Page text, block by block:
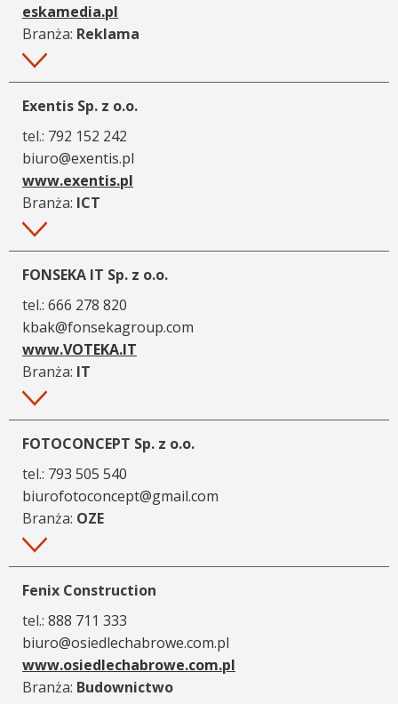
eskamedia.pl
Branża: Reklama
Więcej
Exentis Sp. z o.o.
tel.: 792 152 242
biuro@exentis.pl
www.exentis.pl
Branża: ICT
Więcej
FONSEKA IT Sp. z o.o.
tel.: 666 278 820
kbak@fonsekagroup.com
www.VOTEKA.IT
Branża: IT
Więcej
FOTOCONCEPT Sp. z o.o.
tel.: 793 505 540
biurofotoconcept@gmail.com
Branża: OZE
Więcej
Fenix Construction
tel.: 888 711 333
biuro@osiedlechabrowe.com.pl
www.osiedlechabrowe.com.pl
Branża: Budownictwo